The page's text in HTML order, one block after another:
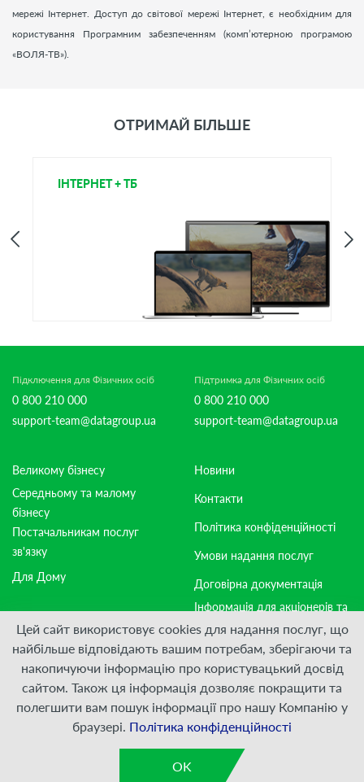
мережі Інтернет. Доступ до світової мережі Інтернет, є необхідним для
користування Програмним забезпеченням (комп’ютерною програмою
«ВОЛЯ-ТВ»).
ОТРИМАЙ БІЛЬШЕ
ІНТЕРНЕТ + ТБ
Підключення для Фізичних осіб
0 800 210 000
support-team@datagroup.ua
Підтримка для Фізичних осіб
0 800 210 000
support-team@datagroup.ua
Великому бізнесу
Середньому та малому
бізнесу
Постачальникам послуг
зв'язку
Для Дому
Новини
Контакти
Політика конфіденційності
Умови надання послуг
Договірна документація
Інформація для акціонерів та
стейкхолдерів
Приєднуйтесь:
© ПрАТ "ДАТАГРУП", 2000 — 2026
Цей сайт використовує cookies для надання послуг, що
найбільше відповідають вашим потребам, зберігаючи та
накопичуючи інформацію про користувацький досвід
сайтом. Також ця інформація дозволяє покращити та
полегшити вам пошук інформації про нашу Компанію у
браузері. Політика конфіденційності
OK